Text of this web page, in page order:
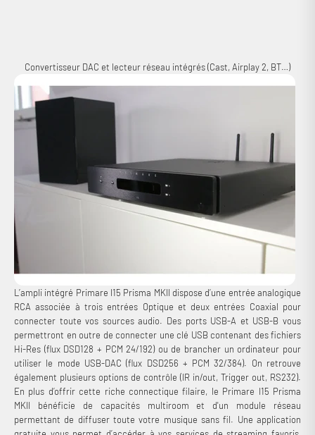
Convertisseur DAC et lecteur réseau intégrés (Cast, Airplay 2, BT…)
L’ampli intégré Primare I15 Prisma MKII dispose d’une entrée analogique
RCA associée à trois entrées Optique et deux entrées Coaxial pour
connecter toute vos sources audio. Des ports USB-A et USB-B vous
permettront en outre de connecter une clé USB contenant des fichiers
Hi-Res (flux DSD128 + PCM 24/192) ou de brancher un ordinateur pour
utiliser le mode USB-DAC (flux DSD256 + PCM 32/384). On retrouve
également plusieurs options de contrôle (IR in/out, Trigger out, RS232).
En plus d’offrir cette riche connectique filaire, le Primare I15 Prisma
MKII bénéficie de capacités multiroom et d'un module réseau
permettant de diffuser toute votre musique sans fil. Une application